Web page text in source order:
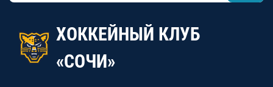
ХОККЕЙНЫЙ КЛУБ
«СОЧИ»